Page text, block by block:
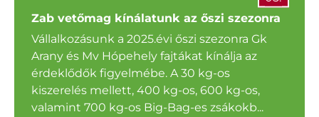
Zab vetőmag kínálatunk az őszi szezonra
Vállalkozásunk a 2025.évi őszi szezonra Gk
Arany és Mv Hópehely fajtákat kínálja az
érdeklődők figyelmébe. A 30 kg-os
kiszerelés mellett, 400 kg-os, 600 kg-os,
valamint 700 kg-os Big-Bag-es zsákokb...